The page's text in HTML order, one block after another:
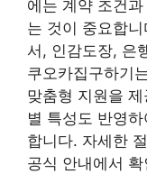
에는 계약 조건
는 것이 중요합
서, 인감도장, 은
쿠오카집구하기
맞춤형 지원을
별 특성도 반영
합니다. 자세한
공식 안내에서